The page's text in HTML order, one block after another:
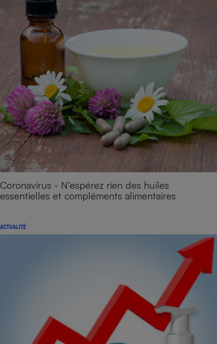
Coronavirus - N’espérez rien des huiles
essentielles et compléments alimentaires
ACTUALITÉ